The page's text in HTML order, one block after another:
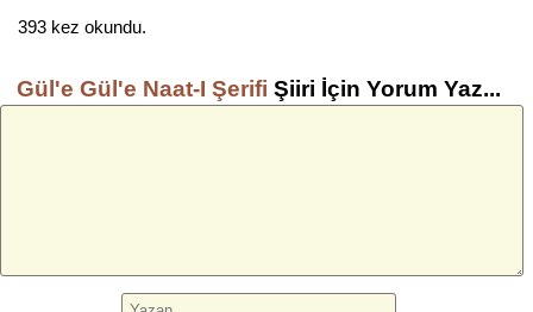
393 kez okundu.
Gül'e Gül'e Naat-I Şerifi Şiiri İçin Yorum Yaz...